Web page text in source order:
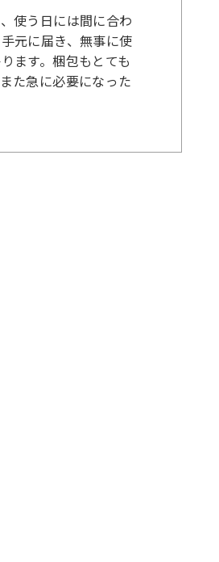
使う日には間に合わ
元に届き、無事に使
ます。梱包もとても
た急に必要になった